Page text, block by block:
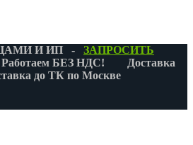
И ИП - ЗАПРОСИТЬ
БЕЗ НДС! Доставка
до ТК по Москве